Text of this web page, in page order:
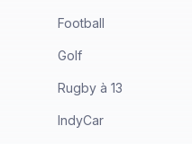
Football
Golf
Rugby à 13
IndyCar